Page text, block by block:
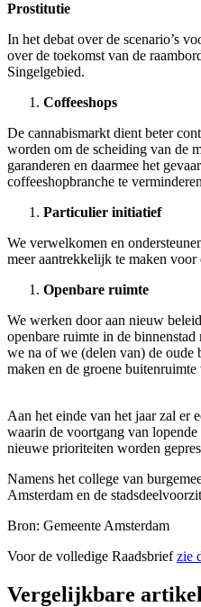
Prostitutie
In het debat over de scenario’s
over de toekomst van de
Singelgebied.
Coffeeshops
De cannabismarkt dient beter
worden om de scheiding van de
garanderen en daarmee het
coffeeshopbranche te
Particulier initiatief
We verwelkomen en
meer aantrekkelijk te maken voor
Openbare ruimte
We werken door aan nieuw
openbare ruimte in de
we na of we (delen van) de oude
maken en de groene
Aan het einde van het jaar zal er
waarin de voortgang van
nieuwe prioriteiten worden
Namens het college van
Amsterdam en de
Bron: Gemeente Amsterdam
Voor de volledige Raadsbriefzie
Vergelijkbare